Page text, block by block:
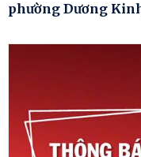
phường Dương